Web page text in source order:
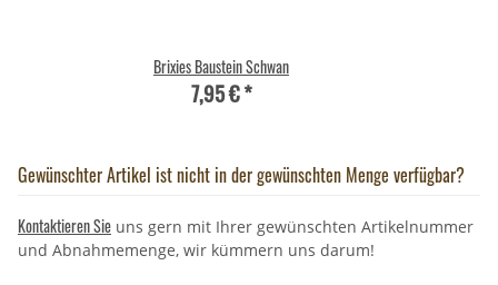
Brixies Baustein Schwan
7,95 €*
Gewünschter Artikel ist nicht in der gewünschten Menge verfügbar?
Kontaktieren Sie uns gern mit Ihrer gewünschten Artikelnummer
und Abnahmemenge, wir kümmern uns darum!